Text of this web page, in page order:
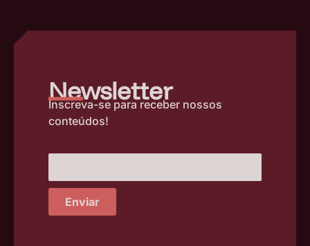
Newsletter
–
Inscreva-se para receber nossos
conteúdos!
Enviar